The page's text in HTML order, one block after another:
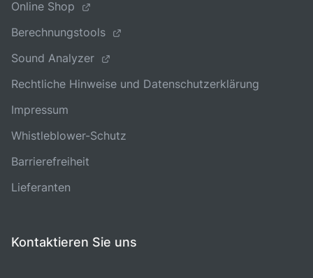
Online Shop
Berechnungstools
Sound Analyzer
Rechtliche Hinweise und Datenschutzerklärung
Impressum
Whistleblower-Schutz
Barrierefreiheit
Lieferanten
Kontaktieren Sie uns